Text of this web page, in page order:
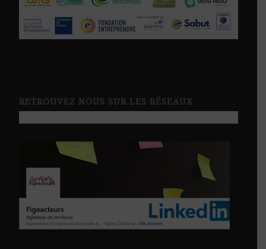
RETROUVEZ NOUS SUR LES RÉSEAUX